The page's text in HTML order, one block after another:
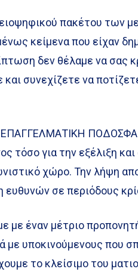
πακέτου των
κείμενα που είχαν
δεν θέλαμε να σας
συνεχίζετε να
ΕΠΑΓΓΕΛΜΑΤΙΚΗ
τόσο για την εξέλιξη και
χώρο. Την λήψη
ευθυνών σε περιόδους
με έναν μέτριο
με υποκινούμενους που
το κλείσιμο του